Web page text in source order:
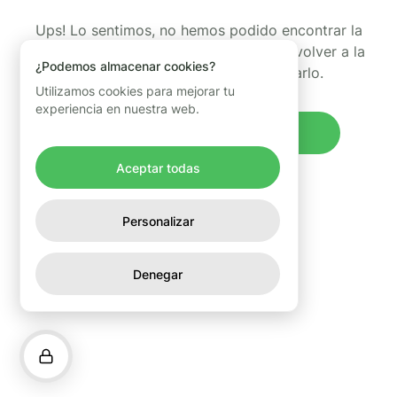
Ups! Lo sentimos, no hemos podido encontrar la
página que estabas buscando. Puedes volver a la
página de inicio y volver a intentarlo.
¿Podemos almacenar cookies?
Utilizamos cookies para mejorar tu
experiencia en nuestra web.
Aceptar todas
Personalizar
Denegar